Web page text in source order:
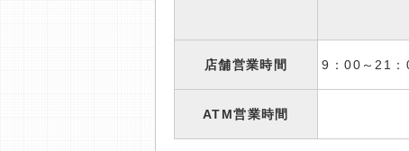
店舗営業時間 9：00～21：
ATM営業時間